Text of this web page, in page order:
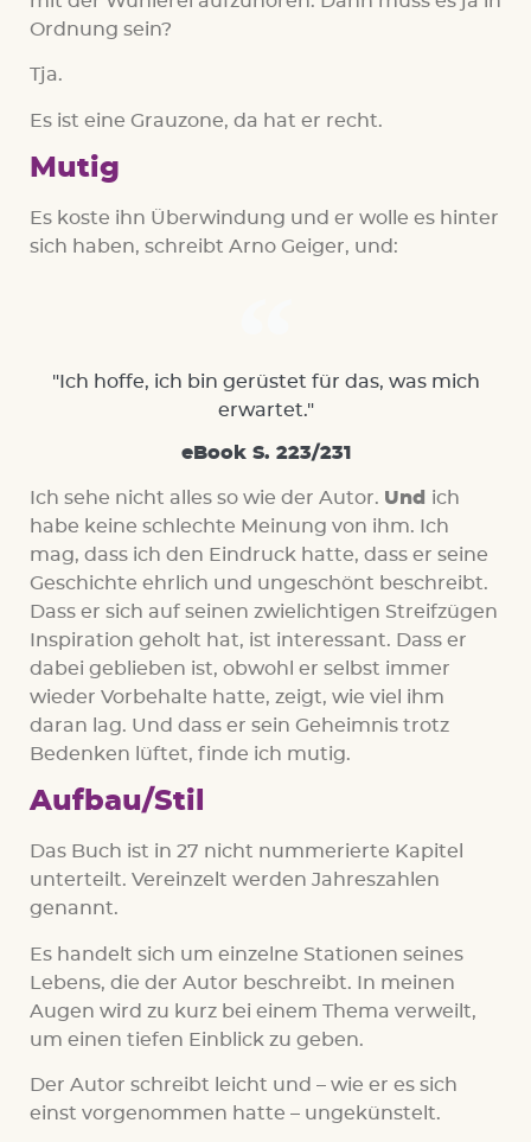
Ordnung sein?
Tja.
Es ist eine Grauzone, da hat er recht.
Mutig
Es koste ihn Überwindung und er wolle es hinter
sich haben, schreibt Arno Geiger, und:
"Ich hoffe, ich bin gerüstet für das, was mich
erwartet."
eBook S. 223/231
Ich sehe nicht alles so wie der Autor. Und ich
habe keine schlechte Meinung von ihm. Ich
mag, dass ich den Eindruck hatte, dass er seine
Geschichte ehrlich und ungeschönt beschreibt.
Dass er sich auf seinen zwielichtigen Streifzügen
Inspiration geholt hat, ist interessant. Dass er
dabei geblieben ist, obwohl er selbst immer
wieder Vorbehalte hatte, zeigt, wie viel ihm
daran lag. Und dass er sein Geheimnis trotz
Bedenken lüftet, finde ich mutig.
Aufbau/Stil
Das Buch ist in 27 nicht nummerierte Kapitel
unterteilt. Vereinzelt werden Jahreszahlen
genannt.
Es handelt sich um einzelne Stationen seines
Lebens, die der Autor beschreibt. In meinen
Augen wird zu kurz bei einem Thema verweilt,
um einen tiefen Einblick zu geben.
Der Autor schreibt leicht und – wie er es sich
einst vorgenommen hatte – ungekünstelt.